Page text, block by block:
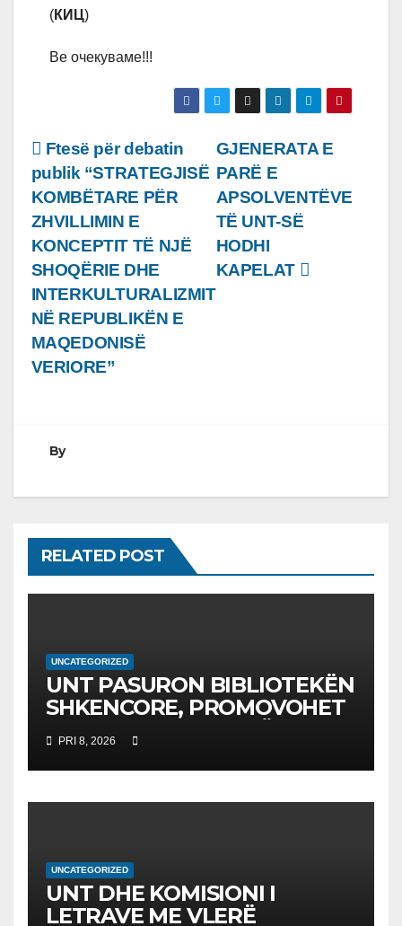
(КИЦ)
Ве очекуваме!!!
Lëvizje
te
postimet
GJENERATA E
PARË E
APSOLVENTËVE
TË UNT-SË
HODHI
KAPELAT
Ftesë për debatin
publik “STRATEGJISË
KOMBËTARE PËR
ZHVILLIMIN E
KONCEPTIT TË NJË
SHOQËRIE DHE
INTERKULTURALIZMIT
NË REPUBLIKËN E
MAQEDONISË
VERIORE”
By
RELATED POST
UNCATEGORIZED
UNT PASURON BIBLIOTEKËN
SHKENCORE, PROMOVOHET
LIBRI SHKENCAT E TË
DHËNAVE, NGA PROF. DR.
BEKIM FETAJI
PRI 8, 2026
UNCATEGORIZED
UNT DHE KOMISIONI I
LETRAVE ME VLERË